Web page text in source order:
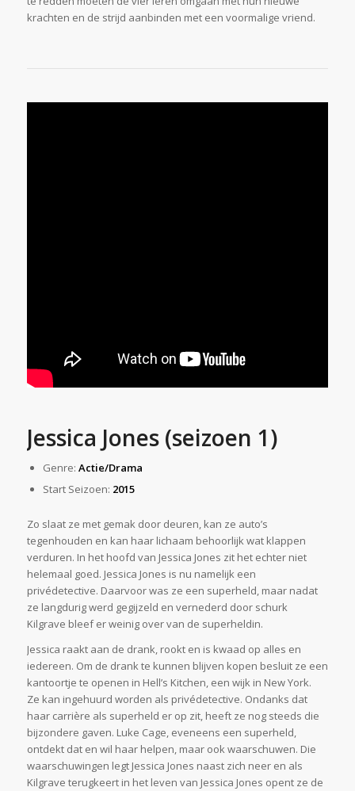
krachten en de strijd aanbinden met een voormalige vriend.
Jessica Jones (seizoen 1)
Genre: Actie/Drama
Start Seizoen: 2015
Zo slaat ze met gemak door deuren, kan ze auto’s
tegenhouden en kan haar lichaam behoorlijk wat klappen
verduren. In het hoofd van Jessica Jones zit het echter niet
helemaal goed. Jessica Jones is nu namelijk een
privédetective. Daarvoor was ze een superheld, maar nadat
ze langdurig werd gegijzeld en vernederd door schurk
Kilgrave bleef er weinig over van de superheldin.
Jessica raakt aan de drank, rookt en is kwaad op alles en
iedereen. Om de drank te kunnen blijven kopen besluit ze een
kantoortje te openen in Hell’s Kitchen, een wijk in New York.
Ze kan ingehuurd worden als privédetective. Ondanks dat
haar carrière als superheld er op zit, heeft ze nog steeds die
bijzondere gaven. Luke Cage, eveneens een superheld,
ontdekt dat en wil haar helpen, maar ook waarschuwen. Die
waarschuwingen legt Jessica Jones naast zich neer en als
Kilgrave terugkeert in het leven van Jessica Jones opent ze de